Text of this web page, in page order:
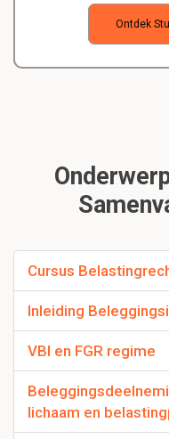
Ontdek
Cursus
Inleiding
VBI en FGR regime
lichaam en